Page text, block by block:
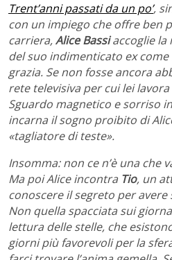
Trent’anni passati da un po’,
con un impiego che offre ben
carriera,Alice Bassiaccoglie la
del suo indimenticato ex
grazia. Se non fosse ancora
rete televisiva per cui lei
Sguardo magnetico e sorriso
incarna il sogno proibito di
«tagliatore di teste».
Insomma: non ce n’è una che
Ma poi Alice incontra Tio, un
conoscere il segreto per avere
Non quella spacciata sui
lettura delle stelle, che
giorni più favorevoli per la